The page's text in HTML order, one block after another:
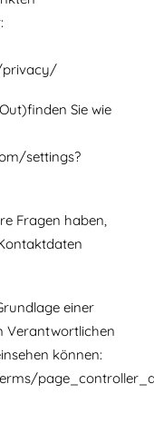
privacy/
Sie wie
settings?
Fragen haben,
einer
Verantwortlichen
können: